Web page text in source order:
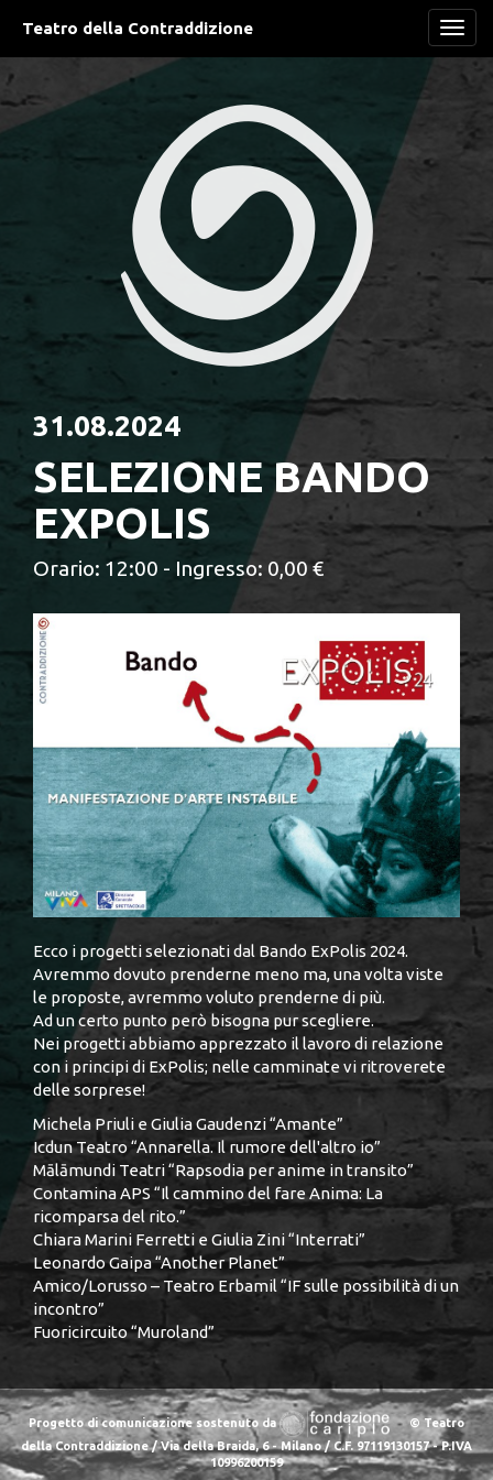
Teatro della Contraddizione
31.08.2024
SELEZIONE BANDO
EXPOLIS
Orario: 12:00 - Ingresso: 0,00 €
Ecco i progetti selezionati dal Bando ExPolis 2024.
Avremmo dovuto prenderne meno ma, una volta viste
le proposte, avremmo voluto prenderne di più.
Ad un certo punto però bisogna pur scegliere.
Nei progetti abbiamo apprezzato il lavoro di relazione
con i principi di ExPolis; nelle camminate vi ritroverete
delle sorprese!
Michela Priuli e Giulia Gaudenzi “Amante”
Icdun Teatro “Annarella. Il rumore dell'altro io”
Mālāmundi Teatri “Rapsodia per anime in transito”
Contamina APS “Il cammino del fare Anima: La
ricomparsa del rito.”
Chiara Marini Ferretti e Giulia Zini “Interrati”
Leonardo Gaipa “Another Planet”
Amico/Lorusso – Teatro Erbamil “IF sulle possibilità di un
incontro”
Fuoricircuito “Muroland”
Progetto di comunicazione sostenuto da
© Teatro
della Contraddizione / Via della Braida, 6 - Milano / C.F. 97119130157 - P.IVA
10996200159